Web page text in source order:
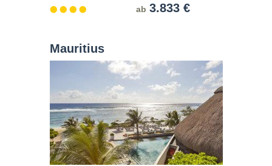
ab 3.833 €
Mauritius